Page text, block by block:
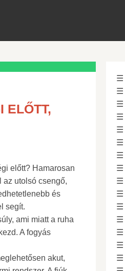
ELŐTT,
előtt? Hamarosan
az utolsó csengő,
és
segít.
ami miatt a ruha
A fogyás
akut,
☰
☰
☰
☰
☰
☰
☰
☰
☰
☰
☰
☰
☰
☰
☰